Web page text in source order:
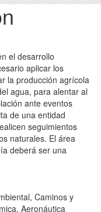
el desarrollo
aplicar los
la producción agrícola
agua, para alentar al
ante eventos
de una entidad
seguimientos
naturales. El área
deberá ser una
Caminos y
Aeronáutica